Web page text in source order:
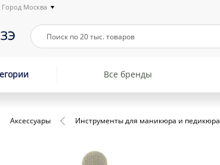
Москва
Все бренды
Аксессуары Инструменты для маникюра и педикюра